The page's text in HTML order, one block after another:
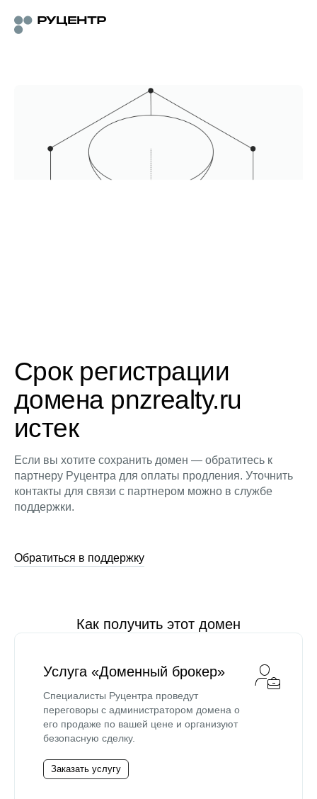
Срок регистрации
домена pnzrealty.ru
истек
Если вы хотите сохранить домен — обратитесь к
партнеру Руцентра для оплаты продления. Уточнить
контакты для связи с партнером можно в службе
поддержки.
Обратиться в поддержку
Как получить этот домен
Услуга «Доменный брокер»
Специалисты Руцентра проведут
переговоры с администратором домена о
его продаже по вашей цене и организуют
безопасную сделку.
Заказать услугу